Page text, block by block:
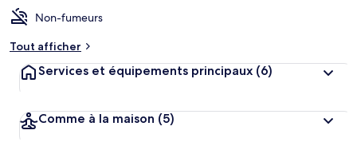
Non-fumeurs
Tout afficher
Services et équipements principaux (6)
Comme à la maison (5)